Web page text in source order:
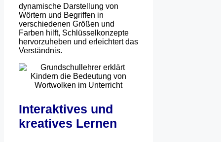
dynamische Darstellung von
Wörtern und Begriffen in
verschiedenen Größen und
Farben hilft, Schlüsselkonzepte
hervorzuheben und erleichtert das
Verständnis.
Interaktives und
kreatives Lernen